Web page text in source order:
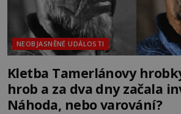
NEOBJASNĚNÉ UDÁLOSTI
Kletba Tamerlánovy
hrob a za dva dny začala
Náhoda, nebo varování?